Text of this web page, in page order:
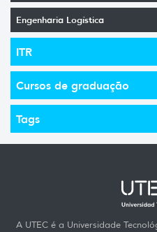
Engenharia Logística
ITR
Cursos de graduação
Tags
A UTEC é a Universidade